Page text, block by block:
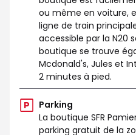
ou même en voiture,
ligne de train
accessible par la N20
boutique se trouve
Mcdonald's, Jules et
2 minutes à pied.
Parking
La boutique SFR
parking gratuit de la